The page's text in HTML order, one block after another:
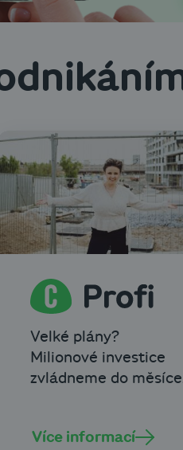
Velké plány?
Milionové investice
zvládneme do
Více informací